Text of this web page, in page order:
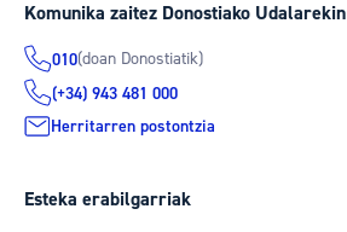
Komunika zaitez Donostiako Udalarekin
010(doan Donostiatik)
(+34) 943 481 000
Herritarren postontzia
Esteka erabilgarriak